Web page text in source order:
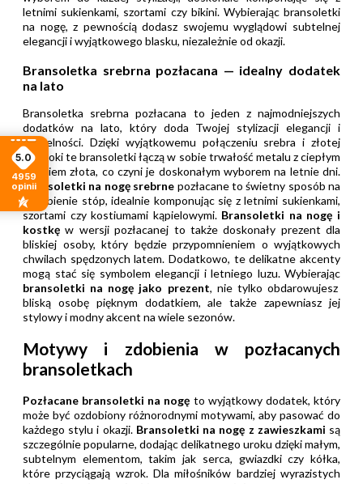
letnimi sukienkami, szortami czy bikini. Wybierając bransoletki
na nogę, z pewnością dodasz swojemu wyglądowi subtelnej
elegancji i wyjątkowego blasku, niezależnie od okazji.
Bransoletka srebrna pozłacana — idealny dodatek
na lato
Bransoletka srebrna pozłacana to jeden z najmodniejszych
dodatków na lato, który doda Twojej stylizacji elegancji i
subtelności. Dzięki wyjątkowemu połączeniu srebra i złotej
powłoki te bransoletki łączą w sobie trwałość metalu z ciepłym
blaskiem złota, co czyni je doskonałym wyborem na letnie dni.
Bransoletki na nogę srebrne pozłacane to świetny sposób na
ozdobienie stóp, idealnie komponując się z letnimi sukienkami,
szortami czy kostiumami kąpielowymi. Bransoletki na nogę i
kostkę w wersji pozłacanej to także doskonały prezent dla
bliskiej osoby, który będzie przypomnieniem o wyjątkowych
chwilach spędzonych latem. Dodatkowo, te delikatne akcenty
mogą stać się symbolem elegancji i letniego luzu. Wybierając
bransoletki na nogę jako prezent, nie tylko obdarowujesz
bliską osobę pięknym dodatkiem, ale także zapewniasz jej
stylowy i modny akcent na wiele sezonów.
Motywy i zdobienia w pozłacanych
bransoletkach
Pozłacane bransoletki na nogę to wyjątkowy dodatek, który
może być ozdobiony różnorodnymi motywami, aby pasować do
każdego stylu i okazji. Bransoletki na nogę z zawieszkami są
szczególnie popularne, dodając delikatnego uroku dzięki małym,
subtelnym elementom, takim jak serca, gwiazdki czy kółka,
które przyciągają wzrok. Dla miłośników bardziej wyrazistych
5.0
4959
opinii